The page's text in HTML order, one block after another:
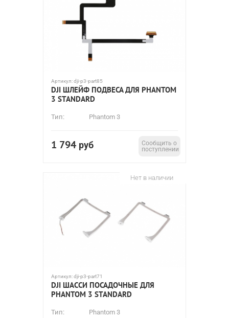
Артикул:dji-p3-part85
DJI ШЛЕЙФ ПОДВЕСА ДЛЯ PHANTOM
3 STANDARD
Тип: Phantom 3
1 794 руб
Сообщить о
поступлении
Нет в наличии
Артикул:dji-p3-part71
DJI ШАССИ ПОСАДОЧНЫЕ ДЛЯ
PHANTOM 3 STANDARD
Тип: Phantom 3